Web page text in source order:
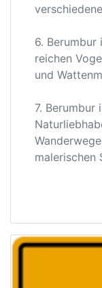
6.
reichen
und
7. Berumbur
malerischen